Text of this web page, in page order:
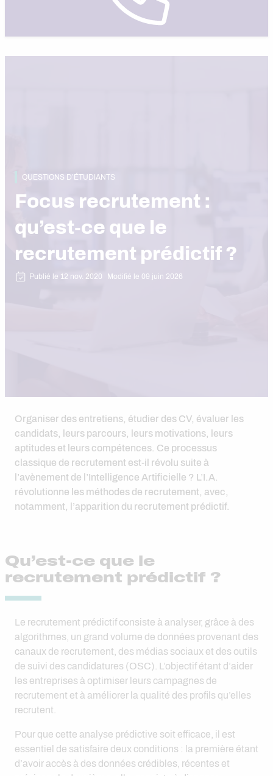
QUESTIONS D’ÉTUDIANTS
Focus recrutement :
qu’est-ce que le
recrutement prédictif ?
Publié le 12 nov. 2020 Modifié le 09 juin 2026
Organiser des entretiens, étudier des CV, évaluer les
candidats, leurs parcours, leurs motivations, leurs
aptitudes et leurs compétences. Ce processus
classique de recrutement est-il révolu suite à
l’avènement de l’Intelligence Artificielle ? L’I.A.
révolutionne les méthodes de recrutement, avec,
notamment, l’apparition du recrutement prédictif.
Qu’est-ce que le
recrutement prédictif ?
Le recrutement prédictif consiste à analyser, grâce à des
algorithmes, un grand volume de données provenant des
canaux de recrutement, des médias sociaux et des outils
de suivi des candidatures (OSC). L’objectif étant d’aider
les entreprises à optimiser leurs campagnes de
recrutement et à améliorer la qualité des profils qu’elles
recrutent.
Pour que cette analyse prédictive soit efficace, il est
essentiel de satisfaire deux conditions : la première étant
d’avoir accès à des données crédibles, récentes et